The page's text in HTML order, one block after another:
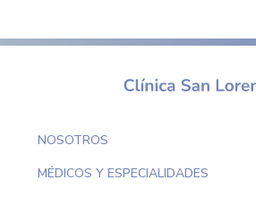
NOSOTROS
MÉDICOS Y ESPECIALIDADES